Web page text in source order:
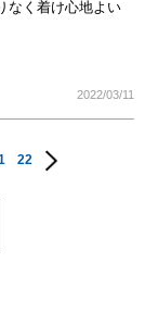
なく着け心地よい
2022/03/11
22